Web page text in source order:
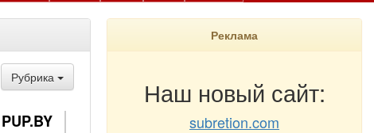
Рубрика
PUP.BY
Реклама
Наш новый сайт:
subretion.com